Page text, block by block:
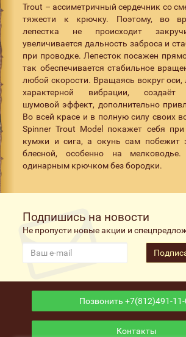
Trout – ассиметричный сердечник со
тяжести к крючку. Поэтому, во
лепестка не происходит
увеличивается дальность заброса и
при проводке. Лепесток посажен
так обеспечивается стабильное
любой скорости. Вращаясь вокруг оси,
характерной вибрации, создаёт
шумовой эффект, дополнительно
Во всей красе и в полную силу своих
Spinner Trout Model покажет себя при
кумжи и сига, а окунь сам побежит
блесной, особенно на мелководье.
одинарным крючком без бородки.
Подпишись на новости
Не пропусти новые акции и
Позвонить +7(812)491-11-
Контакты